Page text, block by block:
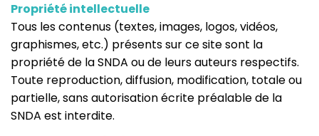
Propriété intellectuelle
Tous les contenus (textes, images, logos, vidéos,
graphismes, etc.) présents sur ce site sont la
propriété de la SNDA ou de leurs auteurs respectifs.
Toute reproduction, diffusion, modification, totale ou
partielle, sans autorisation écrite préalable de la
SNDA est interdite.